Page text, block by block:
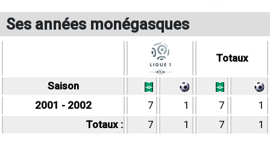
Ses années monégasques
Totaux
Saison
2001 - 2002
7 1 7
1
Totaux :
7 1 7 1